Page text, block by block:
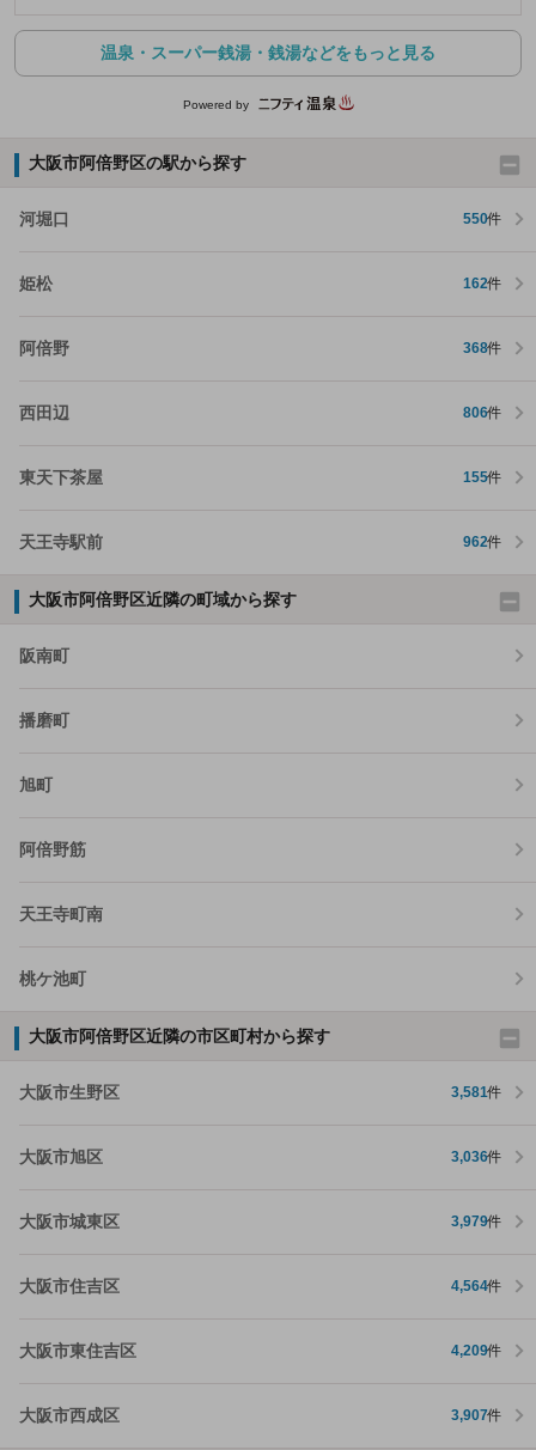
温泉・スーパー銭湯・銭湯などをもっと見る
Powered by
大阪市阿倍野区の駅から探す
河堀口 550件
姫松 162件
阿倍野 368件
西田辺 806件
東天下茶屋 155件
天王寺駅前 962件
大阪市阿倍野区近隣の町域から探す
阪南町
播磨町
旭町
阿倍野筋
天王寺町南
桃ケ池町
大阪市阿倍野区近隣の市区町村から探す
大阪市生野区 3,581件
大阪市旭区 3,036件
大阪市城東区 3,979件
大阪市住吉区 4,564件
大阪市東住吉区 4,209件
大阪市西成区 3,907件